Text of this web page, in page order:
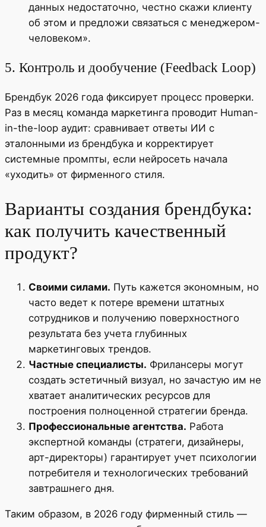
данных недостаточно, честно скажи клиенту
об этом и предложи связаться с менеджером-
человеком».
5. Контроль и дообучение (Feedback Loop)
Брендбук 2026 года фиксирует процесс проверки.
Раз в месяц команда маркетинга проводит Human-
in-the-loop аудит: сравнивает ответы ИИ с
эталонными из брендбука и корректирует
системные промпты, если нейросеть начала
«уходить» от фирменного стиля.
Варианты создания брендбука:
как получить качественный
продукт?
Своими силами. Путь кажется экономным, но
часто ведет к потере времени штатных
сотрудников и получению поверхностного
результата без учета глубинных
маркетинговых трендов.
Частные специалисты. Фрилансеры могут
создать эстетичный визуал, но зачастую им не
хватает аналитических ресурсов для
построения полноценной стратегии бренда.
Профессиональные агентства. Работа
экспертной команды (стратеги, дизайнеры,
арт-директоры) гарантирует учет психологии
потребителя и технологических требований
завтрашнего дня.
Таким образом, в 2026 году фирменный стиль —